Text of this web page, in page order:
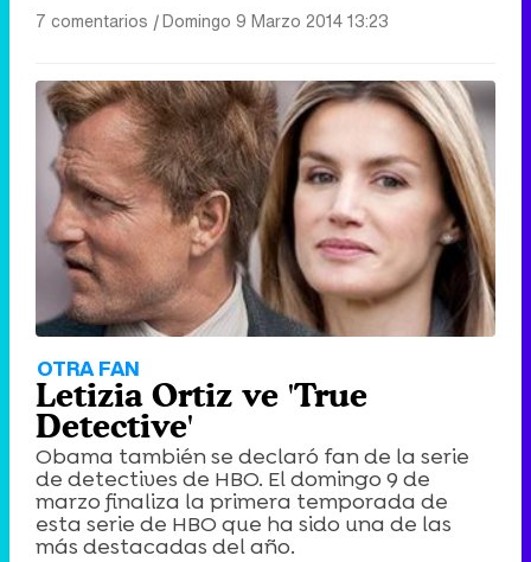
7 comentarios |Domingo 9 Marzo 2014 13:23
OTRA FAN
Letizia Ortiz ve 'True
Detective'
Obama también se declaró fan de la serie
de detectives de HBO. El domingo 9 de
marzo finaliza la primera temporada de
esta serie de HBO que ha sido una de las
más destacadas del año.